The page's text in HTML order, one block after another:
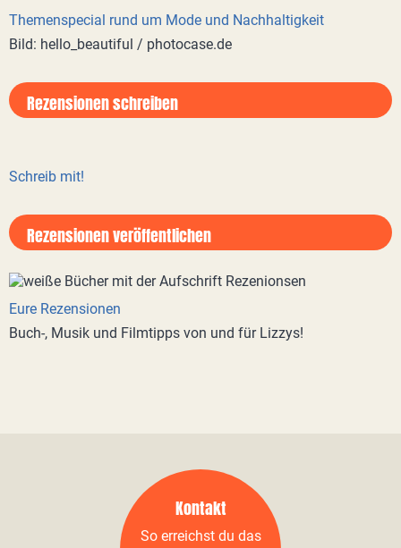
Themenspecial rund um Mode und Nachhaltigkeit
Bild: hello_beautiful / photocase.de
Rezensionen schreiben
Schreib mit!
Rezensionen veröffentlichen
Eure Rezensionen
Buch-, Musik und Filmtipps von und für Lizzys!
Kontakt
So erreichst du das